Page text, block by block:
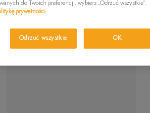
▾ Pokaż
do Twoich preferencji, wybierz „Odrzuć wszystkie”.
prywatności.
Odrzuć wszystkie OK